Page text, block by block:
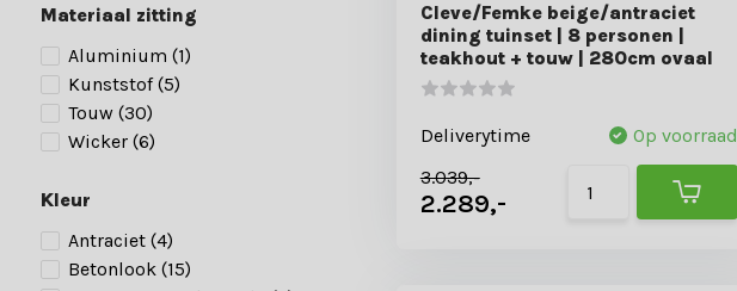
Materiaal zitting
Aluminium (1)
Kunststof(5)
Touw (30)
Wicker (6)
Kleur
Antraciet (4)
Betonlook (15)
Cleve/Femke beige/antraciet
dining tuinset | 8 personen |
teakhout + touw | 280cm ovaal
Deliverytime
Op voorraad
3.039,-
2.289,-